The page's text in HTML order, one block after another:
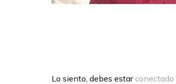
Lo siento, debes estar conectado